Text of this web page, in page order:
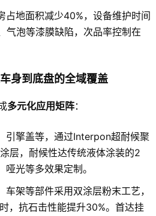
占地面积减少40%，设备维护时间
气泡等漆膜缺陷，次品率控制在
身到底盘的全域覆盖
多元化应用矩阵：
引擎盖等，通过Interpon超耐候聚
层，耐候性达传统液体涂装的2
光等多效果定制。
车架等部件采用双涂层粉末工艺，
，抗石击性能提升30%。首达挂